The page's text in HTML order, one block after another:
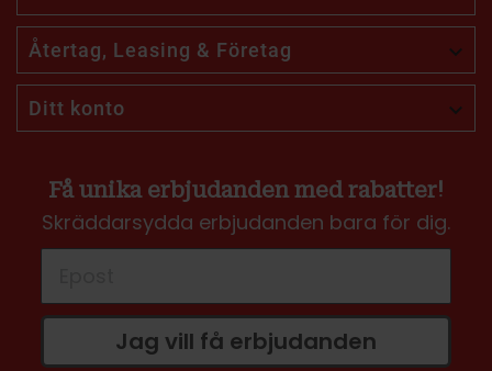
Återtag, Leasing & Företag 
Ditt konto 
Få unika erbjudanden med rabatter!
Skräddarsydda erbjudanden bara för dig.
Jag vill få erbjudanden